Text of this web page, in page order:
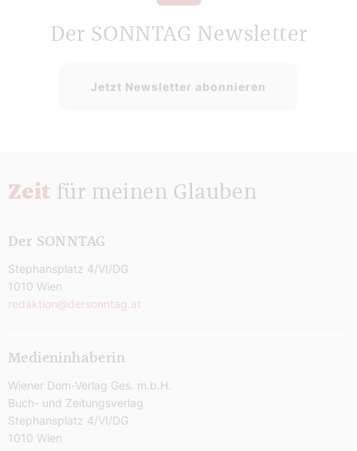
Der SONNTAG Newsletter
Jetzt Newsletter abonnieren
Zeit für meinen Glauben
Der SONNTAG
Stephansplatz 4/VI/DG
1010 Wien
redaktion@dersonntag.at
Medieninhaberin
Wiener Dom-Verlag Ges. m.b.H.
Buch- und Zeitungsverlag
Stephansplatz 4/VI/DG
1010 Wien